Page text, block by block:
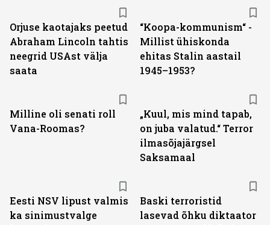
Orjuse kaotajaks peetud
Abraham Lincoln tahtis
neegrid USAst välja
saata
“Koopa-kommunism“ -
Millist ühiskonda
ehitas Stalin aastail
1945–1953?
Milline oli senati roll
Vana-Roomas?
„Kuul, mis mind tapab,
on juba valatud.“ Terror
ilmasõjajärgsel
Saksamaal
Eesti NSV lipust valmis
ka sinimustvalge
Baski terroristid
lasevad õhku diktaator